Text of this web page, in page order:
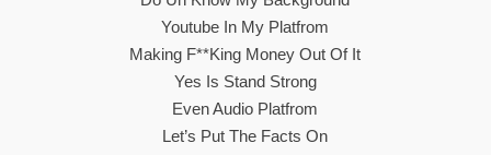
Youtube In My Platfrom
Making F**king Money Out Of It
Yes Is Stand Strong
Even Audio Platfrom
Let’s Put The Facts On